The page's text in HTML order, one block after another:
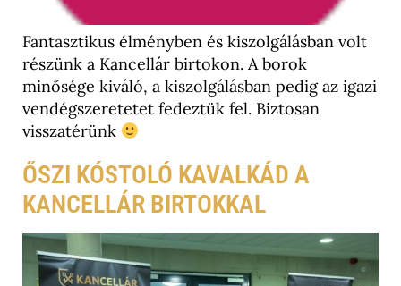
Fantasztikus élményben és kiszolgálásban volt
részünk a Kancellár birtokon. A borok
minősége kiváló, a kiszolgálásban pedig az igazi
vendégszeretetet fedeztük fel. Biztosan
visszatérünk
ŐSZI KÓSTOLÓ KAVALKÁD A
KANCELLÁR BIRTOKKAL